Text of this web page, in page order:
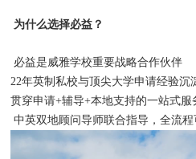
为什么选择必益？
必益是威雅学校重要战略合作伙伴
22年英制私校与顶尖大学申请经验沉
贯穿申请+辅导+本地支持的一站式服
中英双地顾问导师联合指导，全流